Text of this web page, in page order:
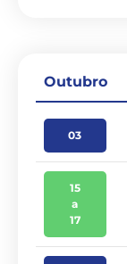
Outubro
03
15
a
17